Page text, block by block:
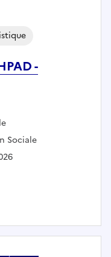
-
Sociale
service en EHPAD -